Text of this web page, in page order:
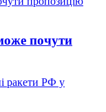
почути